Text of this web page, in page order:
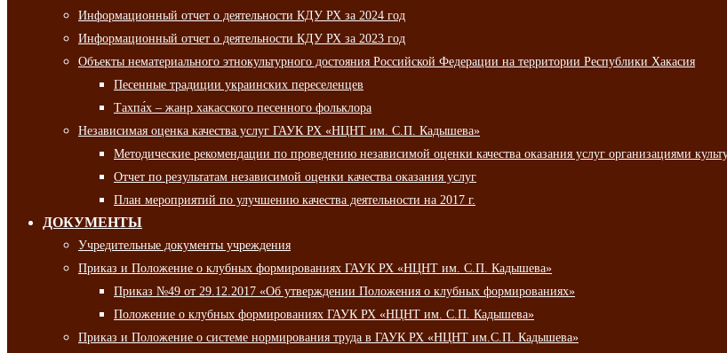
Информационный отчет о деятельности КДУ РХ за 2024 год
Информационный отчет о деятельности КДУ РХ за 2023 год
Объекты нематериального этнокультурного достояния Российской Федерации на территории Республики Хакасия
Песенные традиции украинских переселенцев
Тахпа́х – жанр хакасского песенного фольклора
Независимая оценка качества услуг ГАУК РХ «НЦНТ им. С.П. Кадышева»
Методические рекомендации по проведению независимой оценки качества оказания услуг организациями
Отчет по результатам независимой оценки качества оказания услуг
План мероприятий по улучшению качества деятельности на 2017 г.
ДОКУМЕНТЫ
Учредительные документы учреждения
Приказ и Положение о клубных формированиях ГАУК РХ «НЦНТ им. С.П. Кадышева»
Приказ №49 от 29.12.2017 «Об утверждении Положения о клубных формированиях»
Положение о клубных формированиях ГАУК РХ «НЦНТ им. С.П. Кадышева»
Приказ и Положение о системе нормирования труда в ГАУК РХ «НЦНТ им.С.П. Кадышева»